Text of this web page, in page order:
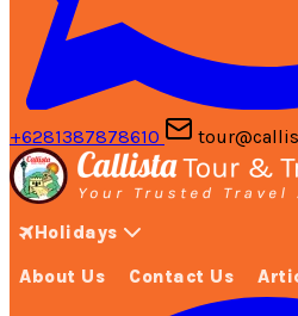
+6281387878610
Holidays
About Us Contact Us